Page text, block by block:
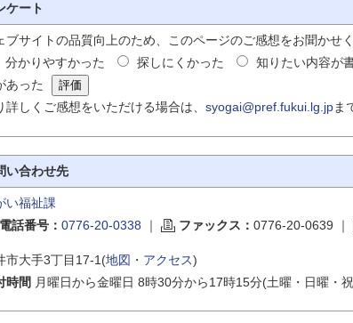
ケート
ブサイトの品質向上のため、このページのご感想をお聞かせく
分かりやすかった
探しにくかった 知りたい内容が
あった
詳しくご感想をいただける場合は、 syogai@pref.fukui.lg.jpま
い合わせ先
い福祉課
電話番号： 0776-20-0338 ｜ ファックス： 0776-20-0639 ｜
市大手3丁目17-1(地図・アクセス)
時間 月曜日から金曜日 8時30分から17時15分(土曜・日曜・